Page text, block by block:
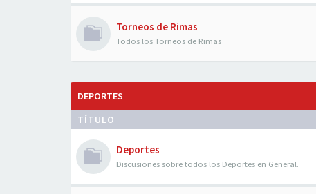
Torneos de Rimas
Todos los Torneos de Rimas
DEPORTES
TÍTULO
Deportes
Discusiones sobre todos los Deportes en General.